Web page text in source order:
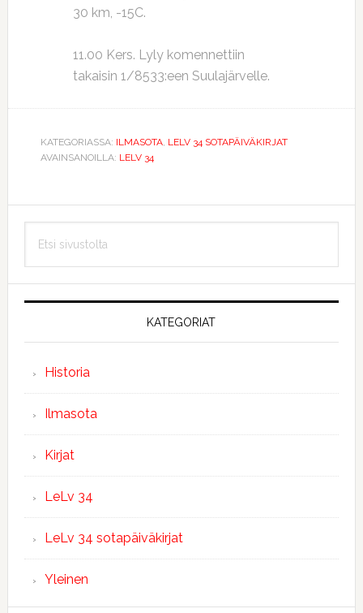
30 km, -15C.
11.00 Kers. Lyly komennettiin
takaisin 1/8533:een Suulajärvelle.
KATEGORIASSA: ILMASOTA, LELV 34 SOTAPÄIVÄKIRJAT
AVAINSANOILLA: LELV 34
Ensisijainen
sivupalkki
sivustolta
KATEGORIAT
Historia
Ilmasota
Kirjat
LeLv 34
LeLv 34 sotapäiväkirjat
Yleinen